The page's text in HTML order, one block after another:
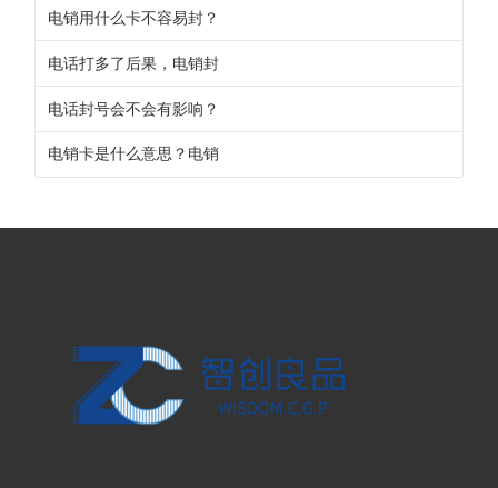
电销用什么卡不容易封？
电话打多了后果，电销封
电话封号会不会有影响？
电销卡是什么意思？电销